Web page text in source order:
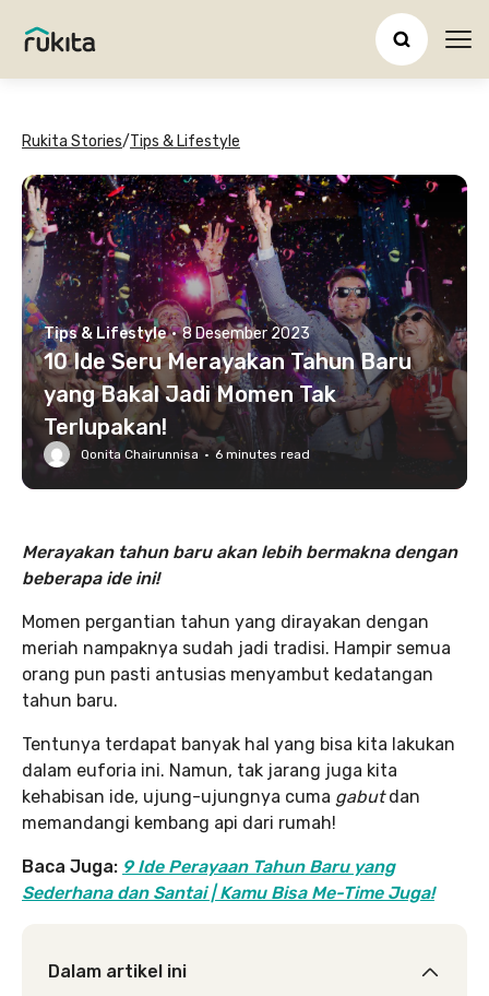
Rukita Stories/Tips & Lifestyle
Tips & Lifestyle · 8 Desember 2023
10 Ide Seru Merayakan Tahun Baru
yang Bakal Jadi Momen Tak
Terlupakan!
Qonita Chairunnisa · 6 minutes read
Merayakan tahun baru akan lebih bermakna dengan
beberapa ide ini!
Momen pergantian tahun yang dirayakan dengan
meriah nampaknya sudah jadi tradisi. Hampir semua
orang pun pasti antusias menyambut kedatangan
tahun baru.
Tentunya terdapat banyak hal yang bisa kita lakukan
dalam euforia ini. Namun, tak jarang juga kita
kehabisan ide, ujung-ujungnya cuma gabutdan
memandangi kembang api dari rumah!
Baca Juga: 9 Ide Perayaan Tahun Baru yang
Sederhana dan Santai | Kamu Bisa Me-Time Juga!
Dalam artikel ini